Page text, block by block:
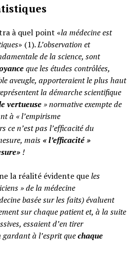
à quel point «la médecine est
» (1).L’observation et
de la science, sont
que les études contrôlées,
aveugle, apporteraient le plus haut
la démarche scientifique
vertueuse» normative exempte de
à « l’empirisme
ce n’est pas l’efficacité du
mais «l’efficacité »
!
la réalité évidente queles
» de la médecine
basée sur les faits) évaluent
sur chaque patient et, à la suite
essaient d’en tirer
à l’esprit quechaque